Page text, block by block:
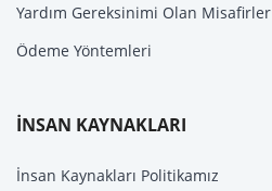
Yardım Gereksinimi Olan Misafirler
Ödeme Yöntemleri
İNSAN KAYNAKLARI
İnsan Kaynakları Politikamız